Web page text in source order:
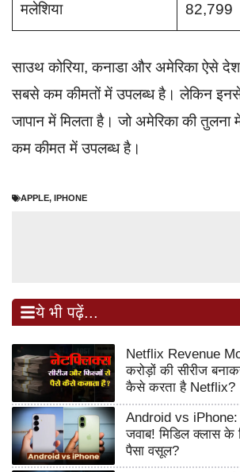
मलेशिया 82,799
साउथ कोरिया, कनाडा और अमेरिका ऐसे
सबसे कम कीमतों में उपलब्ध है। लेकिन
जापान में मिलता है। जो अमेरिका की
कम कीमत में उपलब्ध है।
APPLE, IPHONE
ये भी पढ़ें...
Netflix Revenue
करोड़ों की सीरीज
कैसे करता है Netflix?
Android vs iPhone:
जवाब! मिडिल क्लास के
पैसा वसूल?